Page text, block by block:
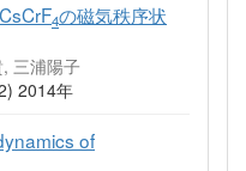
4の磁気秩序状
三浦陽子
2014年
of